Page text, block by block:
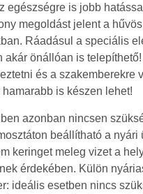
egészségre is jobb
megoldást jelent a hűvös
Ráadásul a speciális
akár önállóan is telepíthető!
és a szakemberekre
is készen lehet!
azonban nincsen
beállítható a
keringet meleg vizet a
érdekében. Külön
ideális esetben nincs